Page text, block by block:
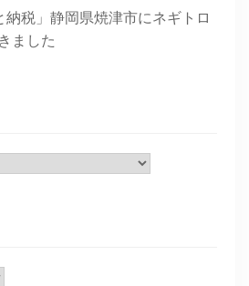
納税」静岡県焼津市にネギトロ
ました